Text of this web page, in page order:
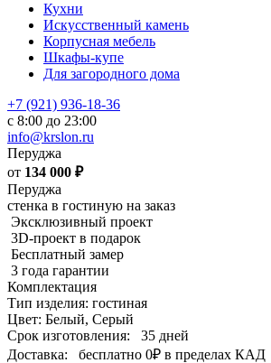
Кухни
Искусственный камень
Корпусная мебель
Шкафы-купе
Для загородного дома
+7 (921) 936-18-36
с 8:00 до 23:00
info@krslon.ru
Перуджа
от 134 000 ₽
Перуджа
стенка в гостиную на заказ
Эксклюзивный проект
3D-проект в подарок
Бесплатный замер
3 года гарантии
Комплектация
Тип изделия: гостиная
Цвет: Белый, Серый
Срок изготовления:
35 дней
Доставка:
бесплатно 0₽ в пределах КАД